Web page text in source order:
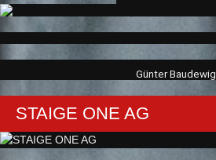
Günter Baudewig
STAIGE ONE AG